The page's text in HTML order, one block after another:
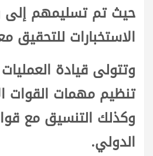
حيث تم تسليمهم إلى
الاستخبارات للتحقيق
وتتولى قيادة
تنظيم مهمات القوات
وكذلك التنسيق مع
الدولي.